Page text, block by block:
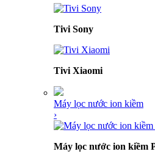
Tivi Sony
Tivi Xiaomi
Máy lọc nước ion kiềm
›
Máy lọc nước ion kiềm